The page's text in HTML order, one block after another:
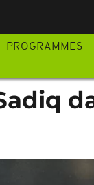
PROGRAMMES